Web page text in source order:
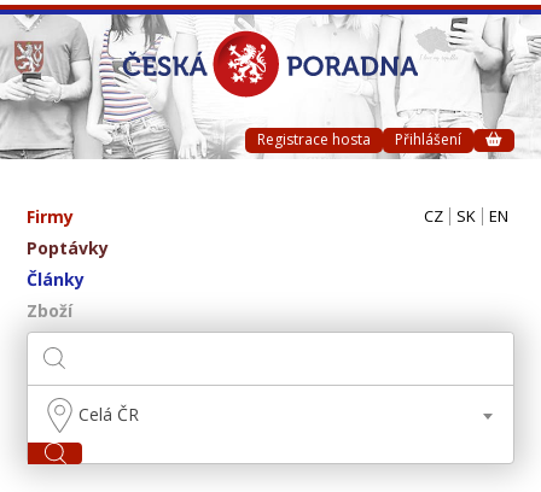
Registrace hosta Přihlášení
Firmy
Poptávky
Články
Zboží
CZ SK EN
Celá ČR